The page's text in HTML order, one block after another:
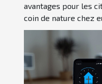
avantages pour les
coin de nature chez